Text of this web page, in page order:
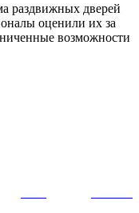
раздвижных дверей
оценили их за
возможности